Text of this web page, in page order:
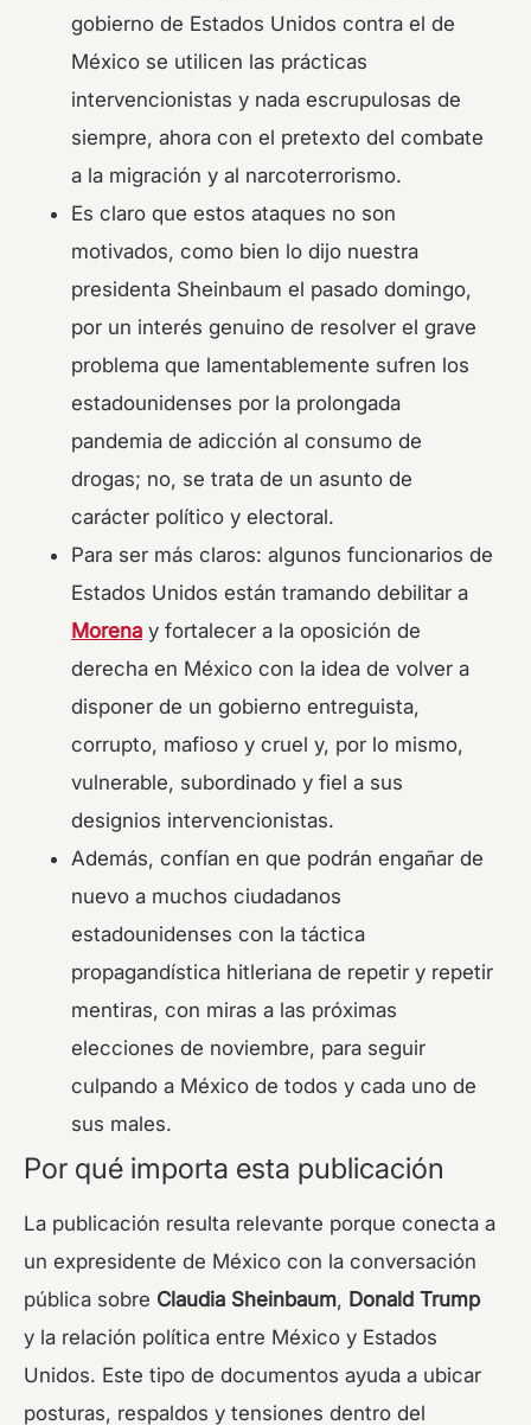
gobierno de Estados Unidos contra el de
México se utilicen las prácticas
intervencionistas y nada escrupulosas de
siempre, ahora con el pretexto del combate
a la migración y al narcoterrorismo.
Es claro que estos ataques no son
motivados, como bien lo dijo nuestra
presidenta Sheinbaum el pasado domingo,
por un interés genuino de resolver el grave
problema que lamentablemente sufren los
estadounidenses por la prolongada
pandemia de adicción al consumo de
drogas; no, se trata de un asunto de
carácter político y electoral.
Para ser más claros: algunos funcionarios de
Estados Unidos están tramando debilitar a
Morena y fortalecer a la oposición de
derecha en México con la idea de volver a
disponer de un gobierno entreguista,
corrupto, mafioso y cruel y, por lo mismo,
vulnerable, subordinado y fiel a sus
designios intervencionistas.
Además, confían en que podrán engañar de
nuevo a muchos ciudadanos
estadounidenses con la táctica
propagandística hitleriana de repetir y repetir
mentiras, con miras a las próximas
elecciones de noviembre, para seguir
culpando a México de todos y cada uno de
sus males.
Por qué importa esta publicación
La publicación resulta relevante porque conecta a
un expresidente de México con la conversación
pública sobre Claudia Sheinbaum, Donald Trump
y la relación política entre México y Estados
Unidos. Este tipo de documentos ayuda a ubicar
posturas, respaldos y tensiones dentro del